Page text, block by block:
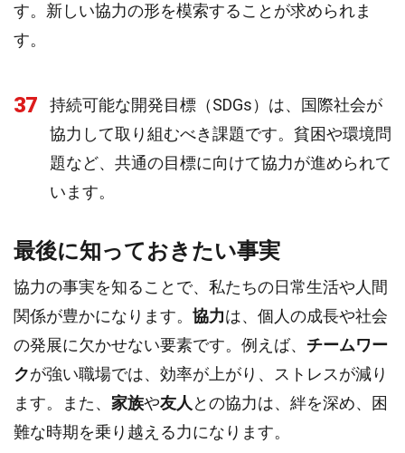
す。新しい協力の形を模索することが求められま
す。
37
持続可能な開発目標（SDGs）は、国際社会が
協力して取り組むべき課題です。貧困や環境問
題など、共通の目標に向けて協力が進められて
います。
最後に知っておきたい事実
協力の事実を知ることで、私たちの日常生活や人間
関係が豊かになります。 協力は、個人の成長や社会
の発展に欠かせない要素です。例えば、 チームワー
クが強い職場では、効率が上がり、ストレスが減り
ます。また、 家族や友人 との協力は、絆を深め、困
難な時期を乗り越える力になります。